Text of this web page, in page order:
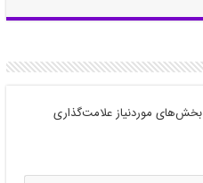
بخش‌های موردنیاز علامت‌گذاری